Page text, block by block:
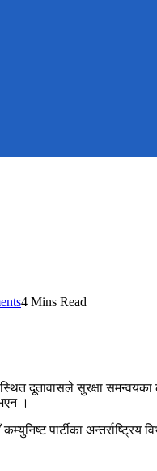
4 Mins Read
दूतावासले सुरक्षा
।
पार्टीका